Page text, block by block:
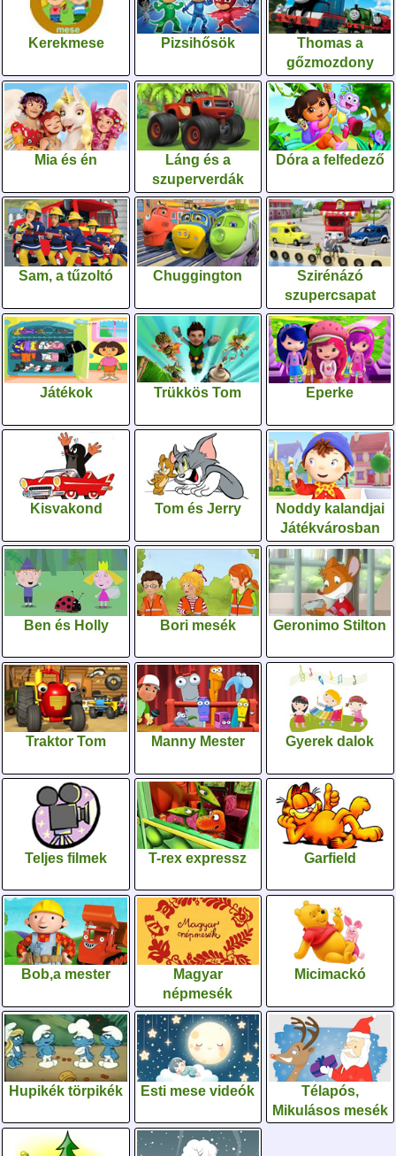
Kerekmese Pizsihősök
Thomas a
gőzmozdony
Mia és én
Láng és a
szuperverdák
Dóra a felfedező
Sam, a tűzoltó Chuggington
Szirénázó
szupercsapat
Játékok Trükkös Tom Eperke
Kisvakond Tom és Jerry
Noddy kalandjai
Játékvárosban
Ben és Holly Bori mesék Geronimo Stilton
Traktor Tom Manny Mester Gyerek dalok
Teljes filmek T-rex expressz Garfield
Bob,a mester
Magyar
népmesék
Micimackó
Hupikék törpikék Esti mese videók
Télapós,
Mikulásos mesék